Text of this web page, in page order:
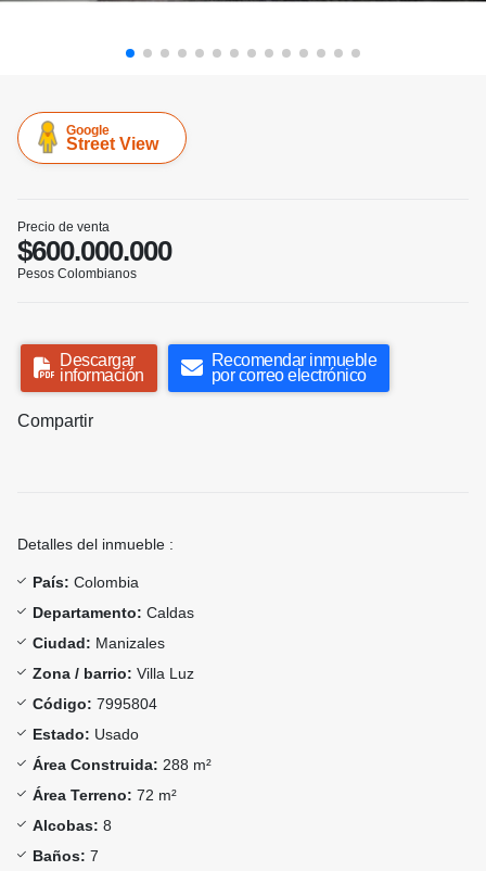
Google
Street View
Precio de venta
$600.000.000
Pesos Colombianos
Descargar
información
Recomendar inmueble
por correo electrónico
Compartir
Detalles del inmueble :
País: Colombia
Departamento: Caldas
Ciudad: Manizales
Zona / barrio: Villa Luz
Código: 7995804
Estado: Usado
Área Construida: 288 m²
Área Terreno: 72 m²
Alcobas: 8
Baños: 7